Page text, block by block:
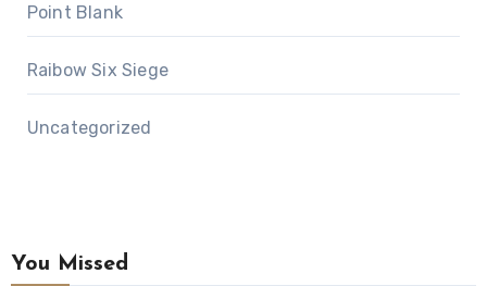
Point Blank
Raibow Six Siege
Uncategorized
You Missed